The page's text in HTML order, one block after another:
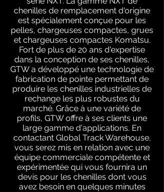
chenilles de remplacement d'origine
est spécialement conçue pour les
pelles, chargeuses compactes, grues
et chargeuses compactes Komatsu.
Fort de plus de 20 ans d'expertise
dans la conception de ses chenilles,
GTW a développé une technologie de
fabrication de pointe permettant de
produire les chenilles industrielles de
rechange les plus robustes du
marché. Grâce à une variété de
profils, GTW offre à ses clients une
large gamme d'applications. En
contactant Global Track Warehouse,
vous serez mis en relation avec une
équipe commerciale compétente et
expérimentée qui vous fournira un
devis pour les chenilles dont vous
avez besoin en quelques minutes